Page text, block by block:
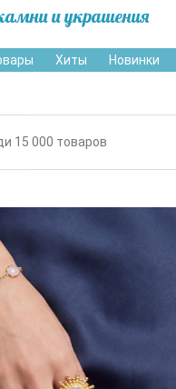
и украшения
Хиты Новинки